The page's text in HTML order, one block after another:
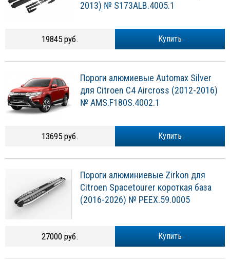
2013) № S173ALB.4005.1
Купить
19845 руб.
Пороги алюмиевые Automax Silver
для Citroen C4 Aircross (2012-2016)
№ AMS.F180S.4002.1
Купить
13695 руб.
Пороги алюминиевые Zirkon для
Citroen Spacetourer короткая база
(2016-2026) № PEEX.59.0005
Купить
27000 руб.